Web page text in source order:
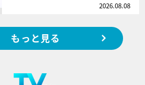
2026.08.08
もっと見る